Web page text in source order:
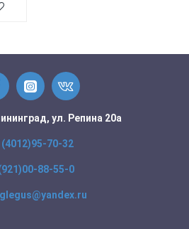
ул. Репина 20а
(4012)95-70-32
88-55-0